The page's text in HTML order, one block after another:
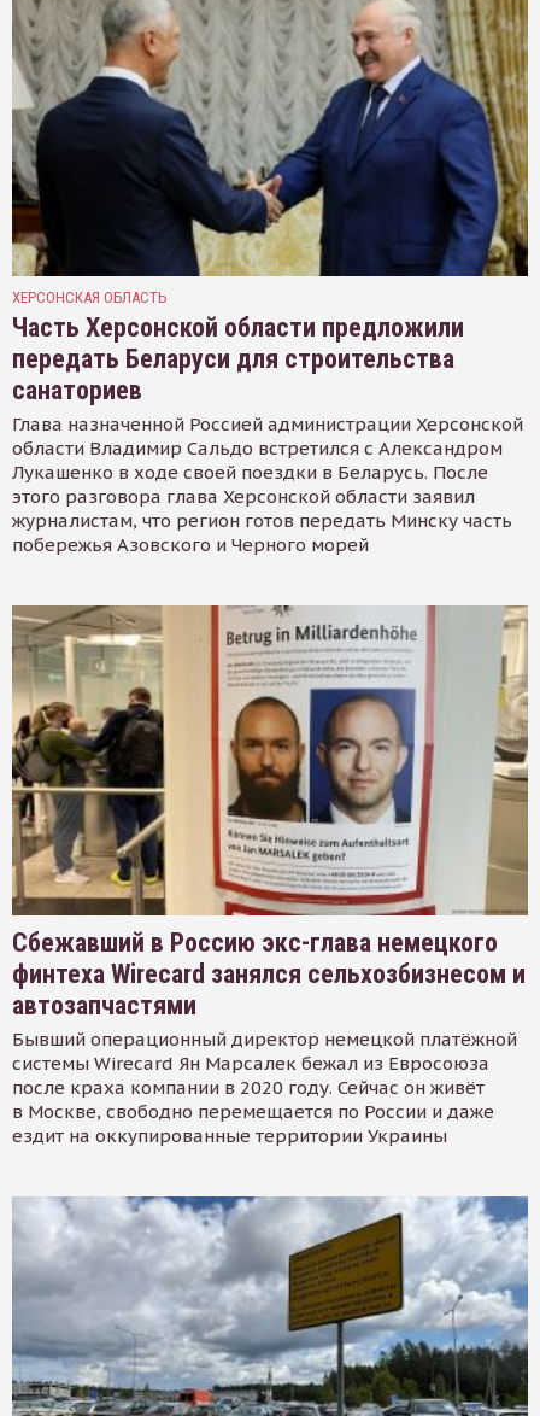
ХЕРСОНСКАЯ ОБЛАСТЬ
Часть Херсонской области предложили
передать Беларуси для строительства
санаториев
Глава назначенной Россией администрации Херсонской
области Владимир Сальдо встретился с Александром
Лукашенко в ходе своей поездки в Беларусь. После
этого разговора глава Херсонской области заявил
журналистам, что регион готов передать Минску часть
побережья Азовского и Черного морей
Сбежавший в Россию экс-глава немецкого
финтеха Wirecard занялся сельхозбизнесом и
автозапчастями
Бывший операционный директор немецкой платёжной
системы Wirecard Ян Марсалек бежал из Евросоюза
после краха компании в 2020 году. Сейчас он живёт
в Москве, свободно перемещается по России и даже
ездит на оккупированные территории Украины